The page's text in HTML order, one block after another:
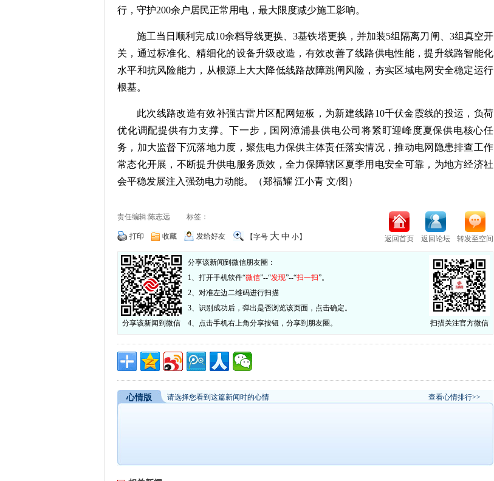
行，守护200余户居民正常用电，最大限度减少施工影响。
施工当日顺利完成10余档导线更换、3基铁塔更换，并加装5组隔离刀闸、3组真空开
关，通过标准化、精细化的设备升级改造，有效改善了线路供电性能，提升线路智能化
水平和抗风险能力，从根源上大大降低线路故障跳闸风险，夯实区域电网安全稳定运行
根基。
此次线路改造有效补强古雷片区配网短板，为新建线路10千伏金霞线的投运，负荷
优化调配提供有力支撑。下一步，国网漳浦县供电公司将紧盯迎峰度夏保供电核心任
务，加大监督下沉落地力度，聚焦电力保供主体责任落实情况，推动电网隐患排查工作
常态化开展，不断提升供电服务质效，全力保障辖区夏季用电安全可靠，为地方经济社
会平稳发展注入强劲电力动能。（郑福耀 江小青 文/图）
责任编辑:陈志远 标签：
打印 收藏 发给好友 【字号 大 中 小】 返回首页 返回论坛 转发至空间
扫描关注官方微信
分享该新闻到微信
分享该新闻到微信朋友圈：
1、打开手机软件“微信”--“发现”--“扫一扫”。
2、对准左边二维码进行扫描
3、识别成功后，弹出是否浏览该页面，点击确定。
4、点击手机右上角分享按钮，分享到朋友圈。
心情版 请选择您看到这篇新闻时的心情 查看心情排行>>